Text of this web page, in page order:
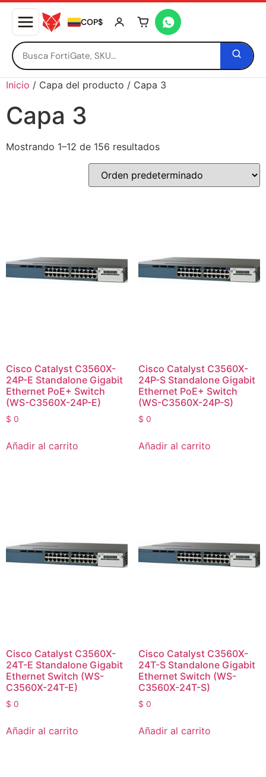
COP$ Tu carrito está vacío
Inicio / Capa del producto / Capa 3
Capa 3
Mostrando 1–12 de 156 resultados
Cisco Catalyst C3560X-
24P-E Standalone Gigabit
Ethernet PoE+ Switch
(WS-C3560X-24P-E)
$ 0
Añadir al carrito
Cisco Catalyst C3560X-
24P-S Standalone Gigabit
Ethernet PoE+ Switch
(WS-C3560X-24P-S)
$ 0
Añadir al carrito
Cisco Catalyst C3560X-
24T-E Standalone Gigabit
Ethernet Switch (WS-
C3560X-24T-E)
$ 0
Añadir al carrito
Cisco Catalyst C3560X-
24T-S Standalone Gigabit
Ethernet Switch (WS-
C3560X-24T-S)
$ 0
Añadir al carrito